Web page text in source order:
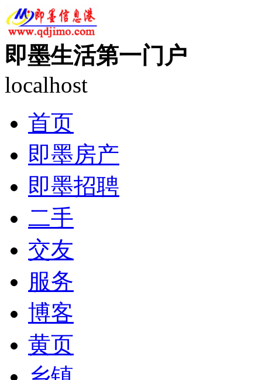
即墨生活第一门户
localhost
首页
即墨房产
即墨招聘
二手
交友
服务
博客
黄页